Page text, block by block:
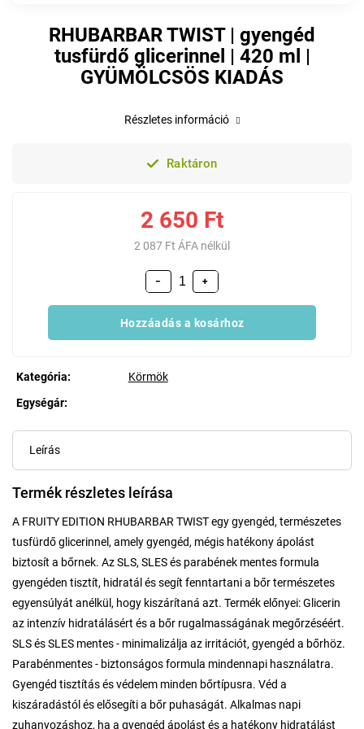
RHUBARBAR TWIST | gyengéd
tusfürdő glicerinnel | 420 ml |
GYÜMÖLCSÖS KIADÁS
Raktáron
2 650 Ft
2 087 Ft ÁFA nélkül
+
−
Hozzáadás a kosárhoz
Kategória:
Körmök
Egységár:
Részletes információ
Leírás
Termék részletes leírása
A FRUITY EDITION RHUBARBAR TWIST egy gyengéd, természetes
tusfürdő glicerinnel, amely gyengéd, mégis hatékony ápolást
biztosít a bőrnek. Az SLS, SLES és parabének mentes formula
gyengéden tisztít, hidratál és segít fenntartani a bőr természetes
egyensúlyát anélkül, hogy kiszárítaná azt. Termék előnyei: Glicerin
az intenzív hidratálásért és a bőr rugalmasságának megőrzéséért.
SLS és SLES mentes - minimalizálja az irritációt, gyengéd a bőrhöz.
Parabénmentes - biztonságos formula mindennapi használatra.
Gyengéd tisztítás és védelem minden bőrtípusra. Véd a
kiszáradástól és elősegíti a bőr puhaságát. Alkalmas napi
zuhanyozáshoz, ha a gyengéd ápolást és a hatékony hidratálást